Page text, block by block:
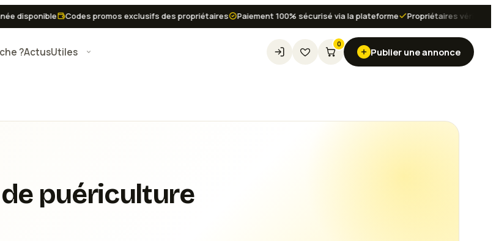
Codes promos exclusifs des propriétaires Paiement 100% sécurisé via la plateforme Propriétaires vérifiés et avis
?ActusUtiles
0
Publier une annonce
puériculture